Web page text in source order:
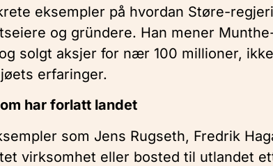
eksempler på hvordan Støre-
og gründere. Han mener
solgt aksjer for nær 100 millioner, ikke
erfaringer.
har forlatt landet
som Jens Rugseth, Fredrik
virksomhet eller bosted til utlandet